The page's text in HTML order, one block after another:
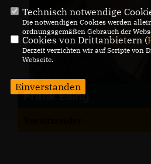
Frank Elling
Technisch notwendige
Die notwendigen Cookies werden
ordnungsgemäßen Gebrauch der
Cookies von Drittanbietern (
Derzeit verzichten wir auf Scripte von
Webseite.
Einverstanden